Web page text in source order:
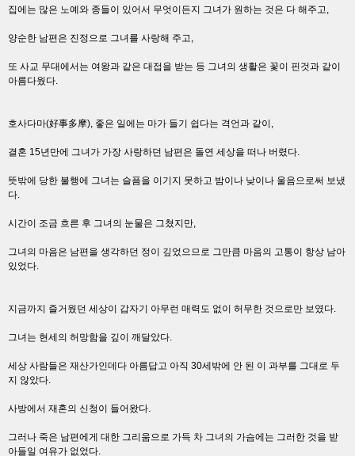
집에는 많은 노예와 종들이 있어서 무엇이든지 그녀가 원하는 것은 다 해주고,
양순한 남편은 진정으로 그녀를 사랑해 주고,
또 사교 무대에서는 여왕과 같은 대접을 받는 등 그녀의 생활은 꽃이 핀것과 같이
아름다웠다.
호사다마(好事多摩), 좋은 일에는 마가 들기 쉽다는 격언과 같이,
결혼 15년만에 그녀가 가장 사랑하던 남편은 돌연 세상을 떠나 버렸다.
뜻밖에 당한 불행에 그녀는 슬픔을 이기지 못하고 밤이나 낮이나 울음으로써 보냈
다.
시간이 조금 흐른 후 그녀의 눈물은 그쳤지만,
그녀의 마음은 남편을 생각하던 정이 깊었으므로 그만큼 마음의 고통이 항상 남아
있었다.
지금까지 즐거웠던 세상이 갑자기 아무런 매력도 없이 허무한 것으로만 보였다.
그녀는 현세의 허망함을 깊이 깨달았다.
세상 사람들은 재산가인데다 아름답고 아직 30세밖에 안 된 이 과부를 그대로 두
지 않았다.
사방에서 재혼의 신청이 들어왔다.
그러나 죽은 남편에게 대한 그리움으로 가득 차 그녀의 가슴에는 그러한 것을 받
아들일 여유가 없었다.